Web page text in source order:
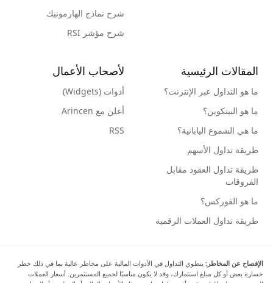
شرح نماذج الهارمونيك
شرح مؤشر RSI
المقالات الرئيسية
ما هو التداول عبر الإنترنت؟
ما هو البيتكوين؟
ما هي الشموع اليابانية؟
طريقة تداول الأسهم
طريقة تداول العقود مقابل
الفروقات
ما هو الفوركس؟
طريقة تداول العملات الرقمية
لأصحاب الأعمال
أدوات (Widgets)
أعلن مع Arincen
RSS
الإفصاح عن المخاطر: ينطوي التداول في الأدوات المالية على مخاطر عالية بما في ذلك خطر
خسارة بعض أو كل مبلغ استثمارك، وقد لا يكون مناسبًا لجميع المستثمرين. أسعار العملات